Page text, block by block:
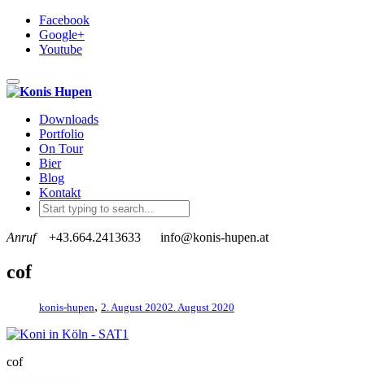
Facebook
Google+
Youtube
Toggle navigation
Downloads
Portfolio
On Tour
Bier
Blog
Kontakt
Anruf +43.664.2413633 info@konis-hupen.at
cof
konis-hupen, 2. August 20202. August 2020
cof